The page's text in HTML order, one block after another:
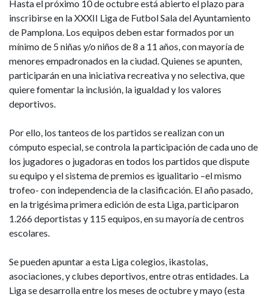
Pamplona
Hasta el próximo 10 de octubre está abierto el plazo para
inscribirse en la XXXII Liga de Futbol Sala del Ayuntamiento
de Pamplona. Los equipos deben estar formados por un
mínimo de 5 niñas y/o niños de 8 a 11 años, con mayoría de
menores empadronados en la ciudad. Quienes se apunten,
participarán en una iniciativa recreativa y no selectiva, que
quiere fomentar la inclusión, la igualdad y los valores
deportivos.
Por ello, los tanteos de los partidos se realizan con un
cómputo especial, se controla la participación de cada uno de
los jugadores o jugadoras en todos los partidos que dispute
su equipo y el sistema de premios es igualitario –el mismo
trofeo- con independencia de la clasificación. El año pasado,
en la trigésima primera edición de esta Liga, participaron
1.266 deportistas y 115 equipos, en su mayoría de centros
escolares.
Se pueden apuntar a esta Liga colegios, ikastolas,
asociaciones, y clubes deportivos, entre otras entidades. La
Liga se desarrolla entre los meses de octubre y mayo (esta